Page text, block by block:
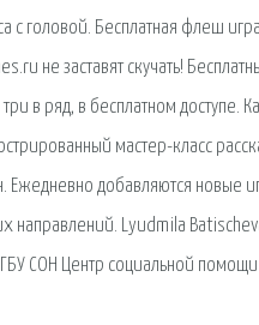
с головой. Бесплатная флеш
не заставят скучать!
в ряд, в бесплатном доступе.
мастер-класс
Ежедневно добавляются новые
направлений. Lyudmila
СОН Центр социальной помощи